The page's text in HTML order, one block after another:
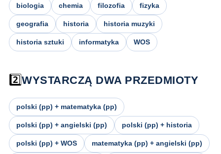
biologia chemia filozofia fizyka
geografia historia historia muzyki
historia sztuki informatyka WOS
2️⃣WYSTARCZĄ DWA PRZEDMIOTY
polski (pp) + matematyka (pp)
polski (pp) + angielski (pp) polski (pp) + historia
polski (pp) + WOS matematyka (pp) + angielski (pp)